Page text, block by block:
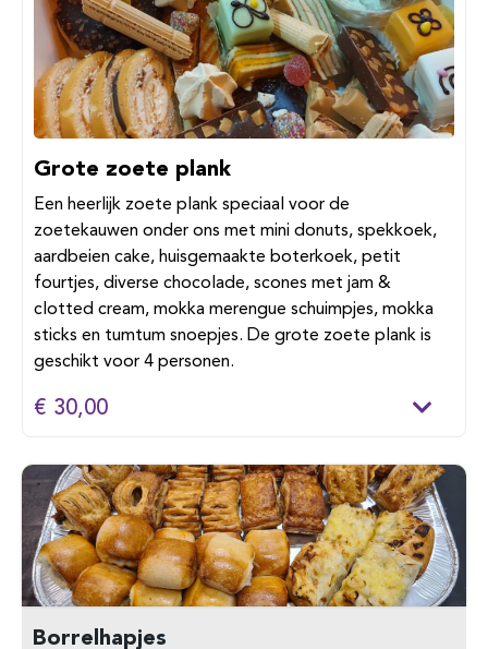
Grote zoete plank
Een heerlijk zoete plank speciaal voor de
zoetekauwen onder ons met mini donuts, spekkoek,
aardbeien cake, huisgemaakte boterkoek, petit
fourtjes, diverse chocolade, scones met jam &
clotted cream, mokka merengue schuimpjes, mokka
sticks en tumtum snoepjes. De grote zoete plank is
geschikt voor 4 personen.
€ 30,00
Borrelhapjes